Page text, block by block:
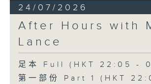
24/07/2026
After Hours with
Lance
足本 Full (HKT 22:05 -
第一部份 Part 1 (HKT